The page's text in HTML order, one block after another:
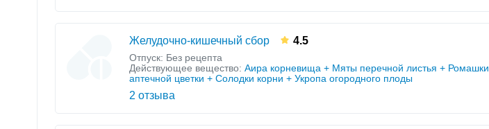
Желудочно-кишечный сбор 4.5
Отпуск: Без рецепта
Действующее вещество: Аира корневища + Мяты перечной листья + Ромашки
аптечной цветки + Солодки корни + Укропа огородного плоды
2 отзыва